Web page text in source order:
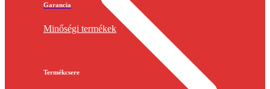
Garancia
Minőségi termékek
Termékcsere